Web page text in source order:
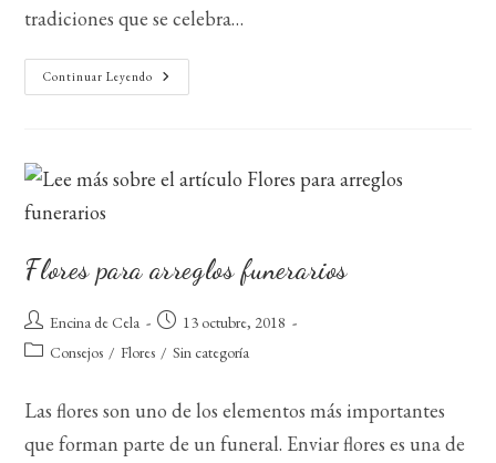
tradiciones que se celebra…
Continuar Leyendo Coronas
De
Flores para arreglos funerarios
Autor
de
Encina de Cela
Publicación
de
13 octubre, 2018
Categoría
entrada:
Consejos / Flores / Sin categoría
Las flores son uno de los elementos más importantes
que forman parte de un funeral. Enviar flores es una de